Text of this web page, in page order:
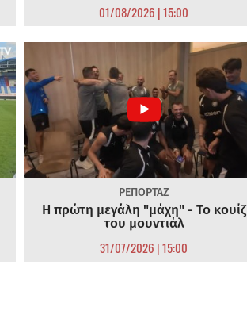
01/08/2026 | 15:00
ΡΕΠΟΡΤΑΖ
Η πρώτη μεγάλη "μάχη" - Το κουίζ
του μουντιάλ
31/07/2026 | 15:00